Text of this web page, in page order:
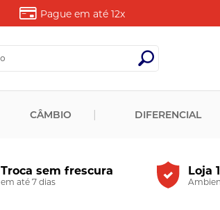
Pague em até 12x
CÂMBIO DIFERENCIAL
Troca sem frescura
em até 7 dias
Loja